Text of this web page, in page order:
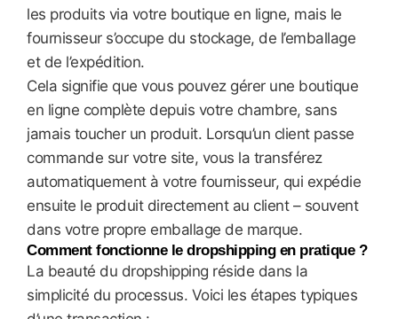
les produits via votre boutique en ligne, mais le
fournisseur s’occupe du stockage, de l’emballage
et de l’expédition.
Cela signifie que vous pouvez gérer une boutique
en ligne complète depuis votre chambre, sans
jamais toucher un produit. Lorsqu’un client passe
commande sur votre site, vous la transférez
automatiquement à votre fournisseur, qui expédie
ensuite le produit directement au client – souvent
dans votre propre emballage de marque.
Comment fonctionne le dropshipping en pratique ?
La beauté du dropshipping réside dans la
simplicité du processus. Voici les étapes typiques